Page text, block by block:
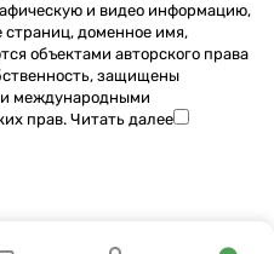
и видео информацию,
страниц, доменное имя,
объектами авторского права
защищены
и международными
прав. Читать далее